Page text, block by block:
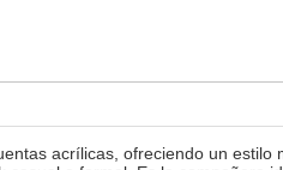
acrílicas, ofreciendo un